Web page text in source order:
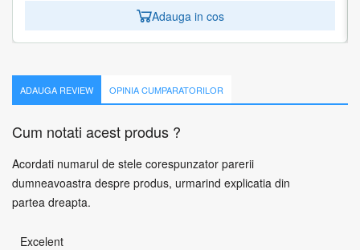
Adauga in cos
Adauga in cos
ADAUGA REVIEW OPINIA CUMPARATORILOR
Cum notati acest produs ?
Acordati numarul de stele corespunzator parerii
dumneavoastra despre produs, urmarind explicatia din
partea dreapta.
Excelent